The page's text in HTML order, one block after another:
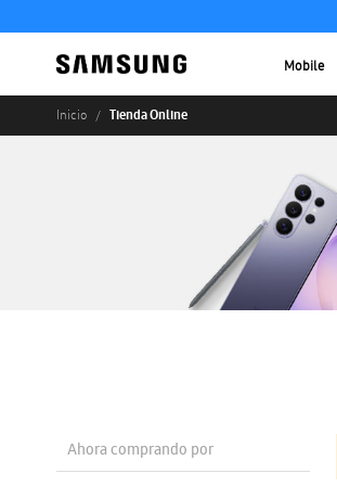
Mobile
Inicio Tienda Online
Ahora comprando por